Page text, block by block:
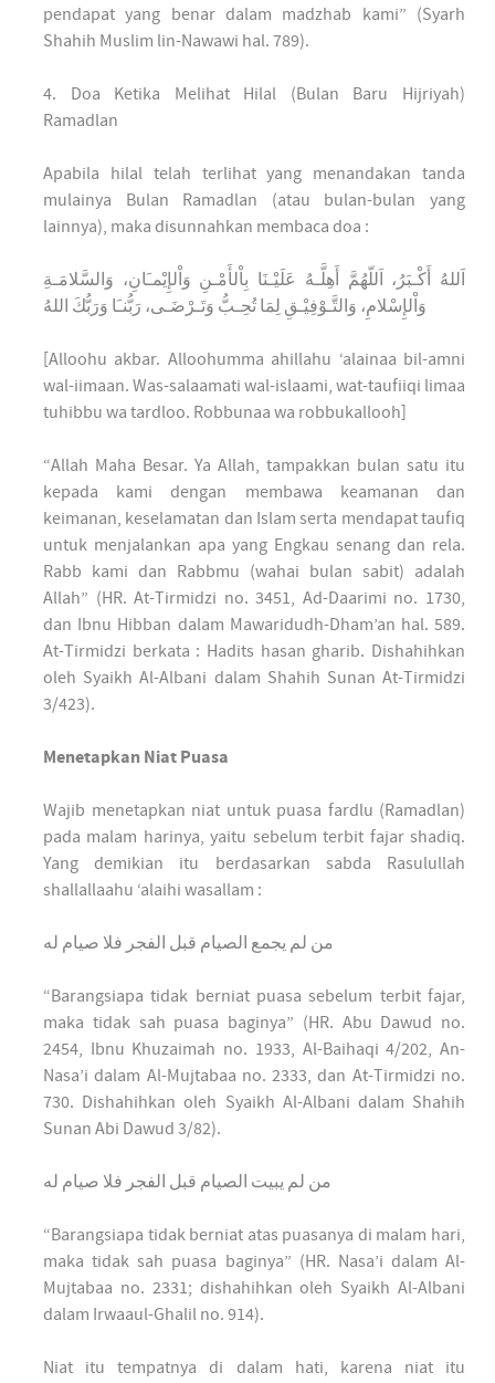
pendapat yang benar dalam madzhab kami” (Syarh
Shahih Muslim lin-Nawawi hal. 789).
4. Doa Ketika Melihat Hilal (Bulan Baru Hijriyah)
Ramadlan
Apabila hilal telah terlihat yang menandakan tanda
mulainya Bulan Ramadlan (atau bulan-bulan yang
lainnya), maka disunnahkan membaca doa :
اَللهُ أَكْـبَرُ، اَللّهُمَّ أَهِلَّـهُ عَلَيْـنَا بِاْلأَمْـنِ وَاْلإِيْمـَانِ، وَالسَّلامَـةِ
وَاْلإِسْلامِ، وَالتَّـوْفِيْـقِ لِمَا تُحِـبُّ وَتَـرْضَـى، رَبُّنـَا وَرَبُّكَ اللهُ
[Alloohu akbar. Alloohumma ahillahu ‘alainaa bil-amni
wal-iimaan. Was-salaamati wal-islaami, wat-taufiiqi limaa
tuhibbu wa tardloo. Robbunaa wa robbukallooh]
“Allah Maha Besar. Ya Allah, tampakkan bulan satu itu
kepada kami dengan membawa keamanan dan
keimanan, keselamatan dan Islam serta mendapat taufiq
untuk menjalankan apa yang Engkau senang dan rela.
Rabb kami dan Rabbmu (wahai bulan sabit) adalah
Allah” (HR. At-Tirmidzi no. 3451, Ad-Daarimi no. 1730,
dan Ibnu Hibban dalam Mawaridudh-Dham’an hal. 589.
At-Tirmidzi berkata : Hadits hasan gharib. Dishahihkan
oleh Syaikh Al-Albani dalam Shahih Sunan At-Tirmidzi
3/423).
Menetapkan Niat Puasa
Wajib menetapkan niat untuk puasa fardlu (Ramadlan)
pada malam harinya, yaitu sebelum terbit fajar shadiq.
Yang demikian itu berdasarkan sabda Rasulullah
shallallaahu ‘alaihi wasallam :
من لم يجمع الصيام قبل الفجر فلا صيام له
“Barangsiapa tidak berniat puasa sebelum terbit fajar,
maka tidak sah puasa baginya” (HR. Abu Dawud no.
2454, Ibnu Khuzaimah no. 1933, Al-Baihaqi 4/202, An-
Nasa’i dalam Al-Mujtabaa no. 2333, dan At-Tirmidzi no.
730. Dishahihkan oleh Syaikh Al-Albani dalam Shahih
Sunan Abi Dawud 3/82).
من لم يبيت الصيام قبل الفجر فلا صيام له
“Barangsiapa tidak berniat atas puasanya di malam hari,
maka tidak sah puasa baginya” (HR. Nasa’i dalam Al-
Mujtabaa no. 2331; dishahihkan oleh Syaikh Al-Albani
dalam Irwaaul-Ghalil no. 914).
Niat itu tempatnya di dalam hati, karena niat itu